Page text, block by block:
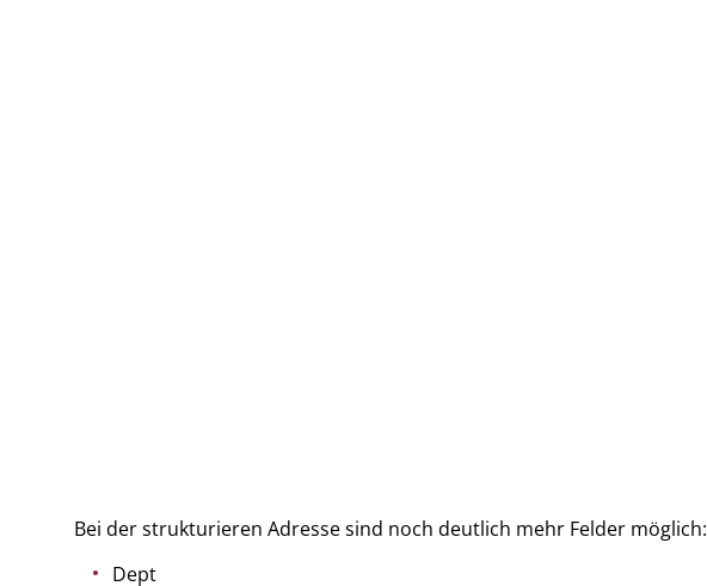
Bei der strukturieren Adresse sind noch deutlich mehr Felder möglich:
Dept